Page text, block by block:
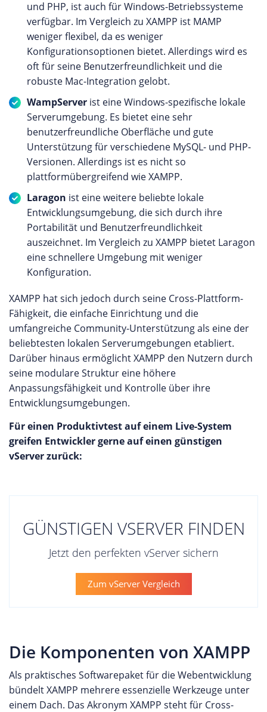
und PHP, ist auch für Windows-Betriebssysteme
verfügbar. Im Vergleich zu XAMPP ist MAMP
weniger flexibel, da es weniger
Konfigurationsoptionen bietet. Allerdings wird es
oft für seine Benutzerfreundlichkeit und die
robuste Mac-Integration gelobt.
WampServer ist eine Windows-spezifische lokale
Serverumgebung. Es bietet eine sehr
benutzerfreundliche Oberfläche und gute
Unterstützung für verschiedene MySQL- und PHP-
Versionen. Allerdings ist es nicht so
plattformübergreifend wie XAMPP.
Laragon ist eine weitere beliebte lokale
Entwicklungsumgebung, die sich durch ihre
Portabilität und Benutzerfreundlichkeit
auszeichnet. Im Vergleich zu XAMPP bietet Laragon
eine schnellere Umgebung mit weniger
Konfiguration.
XAMPP hat sich jedoch durch seine Cross-Plattform-
Fähigkeit, die einfache Einrichtung und die
umfangreiche Community-Unterstützung als eine der
beliebtesten lokalen Serverumgebungen etabliert.
Darüber hinaus ermöglicht XAMPP den Nutzern durch
seine modulare Struktur eine höhere
Anpassungsfähigkeit und Kontrolle über ihre
Entwicklungsumgebungen.
Für einen Produktivtest auf einem Live-System
greifen Entwickler gerne auf einen günstigen
vServer zurück:
GÜNSTIGEN VSERVER FINDEN
Jetzt den perfekten vServer sichern
Zum vServer Vergleich
Die Komponenten von XAMPP
Als praktisches Softwarepaket für die Webentwicklung
bündelt XAMPP mehrere essenzielle Werkzeuge unter
einem Dach. Das Akronym XAMPP steht für Cross-